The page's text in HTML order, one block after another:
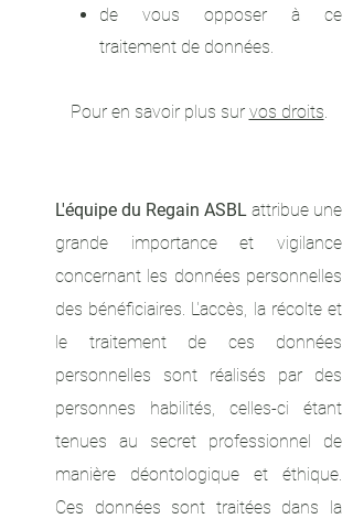
de vous opposer à ce
traitement de données.
Pour en savoir plus sur vos droits.
L'équipe du Regain ASBL attribue une
grande importance et vigilance
concernant les données personnelles
des bénéficiaires. L'accès, la récolte et
le traitement de ces données
personnelles sont réalisés par des
personnes habilités, celles-ci étant
tenues au secret professionnel de
manière déontologique et éthique.
Ces données sont traitées dans la